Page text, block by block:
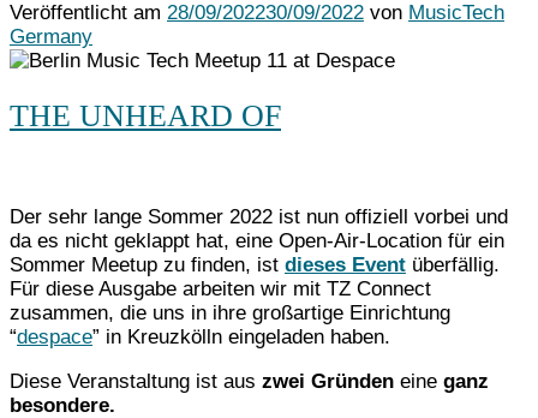
Veröffentlicht am 28/09/202230/09/2022 von MusicTech
Germany
THE UNHEARD OF
Der sehr lange Sommer 2022 ist nun offiziell vorbei und
da es nicht geklappt hat, eine Open-Air-Location für ein
Sommer Meetup zu finden, ist dieses Event überfällig.
Für diese Ausgabe arbeiten wir mit TZ Connect
zusammen, die uns in ihre großartige Einrichtung
“despace” in Kreuzkölln eingeladen haben.
Diese Veranstaltung ist aus zwei Gründen eine ganz
besondere.